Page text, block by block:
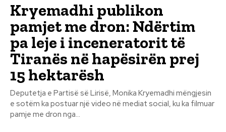
Kryemadhi publikon
pamjet me dron: Ndërtim
pa leje i inceneratorit të
Tiranës në hapësirën prej
15 hektarësh
Deputetja e Partisë së Lirisë, Monika Kryemadhi mëngjesin
e sotëm ka postuar një video në mediat social, ku ka filmuar
pamje me dron nga...